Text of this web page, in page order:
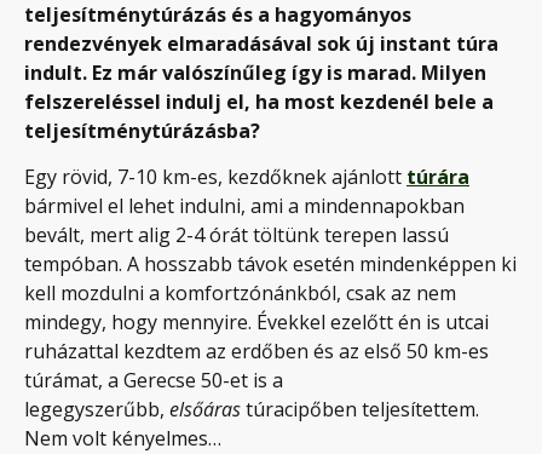
teljesítménytúrázás és a hagyományos
rendezvények elmaradásával sok új instant túra
indult. Ez már valószínűleg így is marad. Milyen
felszereléssel indulj el, ha most kezdenél bele a
teljesítménytúrázásba?
Egy rövid, 7-10 km-es, kezdőknek ajánlott túrára
bármivel el lehet indulni, ami a mindennapokban
bevált, mert alig 2-4 órát töltünk terepen lassú
tempóban. A hosszabb távok esetén mindenképpen ki
kell mozdulni a komfortzónánkból, csak az nem
mindegy, hogy mennyire. Évekkel ezelőtt én is utcai
ruházattal kezdtem az erdőben és az első 50 km-es
túrámat, a Gerecse 50-et is a
legegyszerűbb, elsőárastúracipőben teljesítettem.
Nem volt kényelmes…